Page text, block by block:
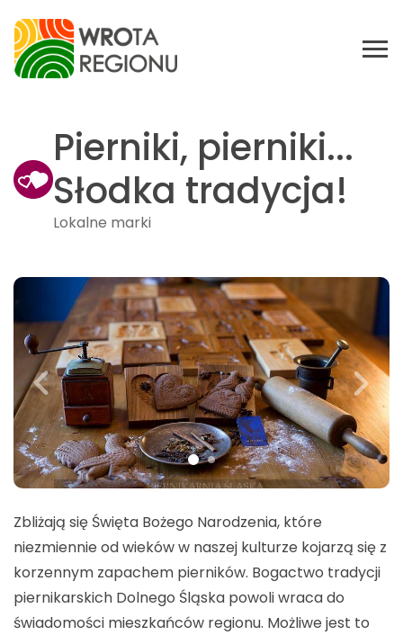
Pierniki, pierniki...
Słodka tradycja!
Lokalne marki
Zbliżają się Święta Bożego Narodzenia, które
niezmiennie od wieków w naszej kulturze kojarzą się z
korzennym zapachem pierników. Bogactwo tradycji
piernikarskich Dolnego Śląska powoli wraca do
świadomości mieszkańców regionu. Możliwe jest to